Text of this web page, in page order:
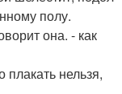
полу.
она. - как
плакать нельзя,